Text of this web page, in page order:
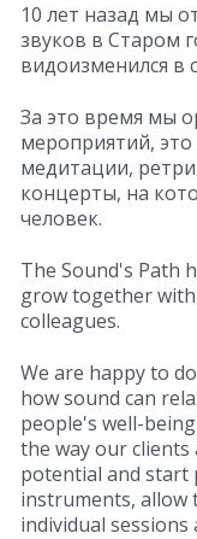
10 лет назад мы
звуков в Старом
видоизменился в
За это время мы
мероприятий,
медитации,
концерты, на
человек.
The Sound's Path
grow together
colleagues.
We are happy to
how sound can
people's well-
the way our
potential and start
instruments, allow
individual